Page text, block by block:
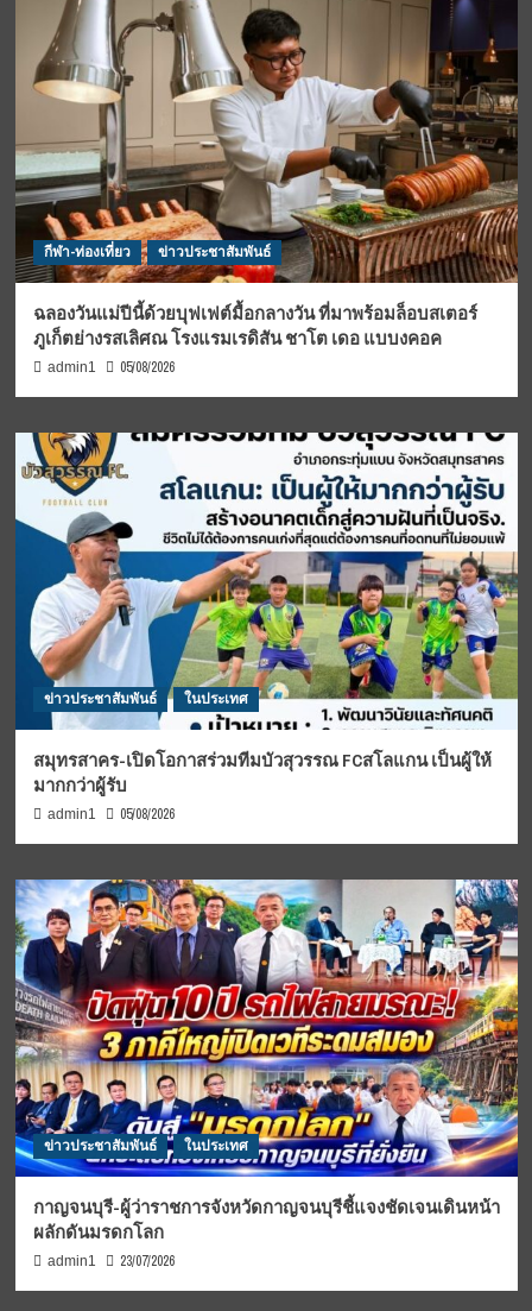
กีฬา-ท่องเที่ยว ข่าวประชาสัมพันธ์
ฉลองวันแม่ปีนี้ด้วยบุฟเฟต์มื้อกลางวัน ที่มาพร้อมล็อบสเตอร์
ภูเก็ตย่างรสเลิศณ โรงแรมเรดิสัน ชาโต เดอ แบบงคอค
admin1 05/08/2026
ข่าวประชาสัมพันธ์ ในประเทศ
สมุทรสาคร-เปิดโอกาสร่วมทีมบัวสุวรรณ FCสโลแกน เป็นผู้ให้
มากกว่าผู้รับ
admin1 05/08/2026
ข่าวประชาสัมพันธ์ ในประเทศ
กาญจนบุรี-ผู้ว่าราชการจังหวัดกาญจนบุรีชี้แจงชัดเจนเดินหน้า
ผลักดันมรดกโลก
admin1 23/07/2026